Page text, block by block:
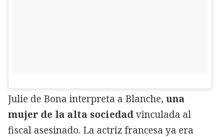
Julie de Bona interpreta a Blanche, una
mujer de la alta sociedadvinculada al
fiscal asesinado. La actriz francesa ya era